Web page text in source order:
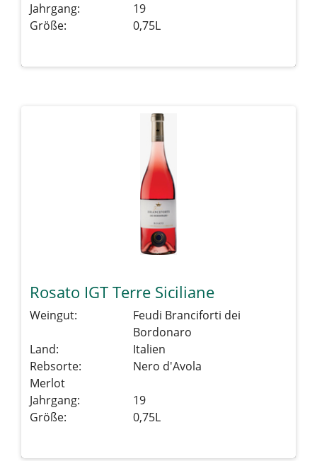
Jahrgang:
19
Größe:
0,75L
Rosato IGT Terre Siciliane
Weingut:
Feudi Branciforti dei
Bordonaro
Land:
Italien
Rebsorte:
Nero d'Avola
Merlot
Jahrgang:
19
Größe:
0,75L